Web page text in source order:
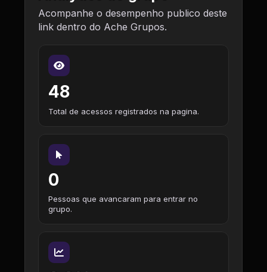
Acompanhe o desempenho publico deste
link dentro do Ache Grupos.
48
Total de acessos registrados na pagina.
0
Pessoas que avancaram para entrar no
grupo.